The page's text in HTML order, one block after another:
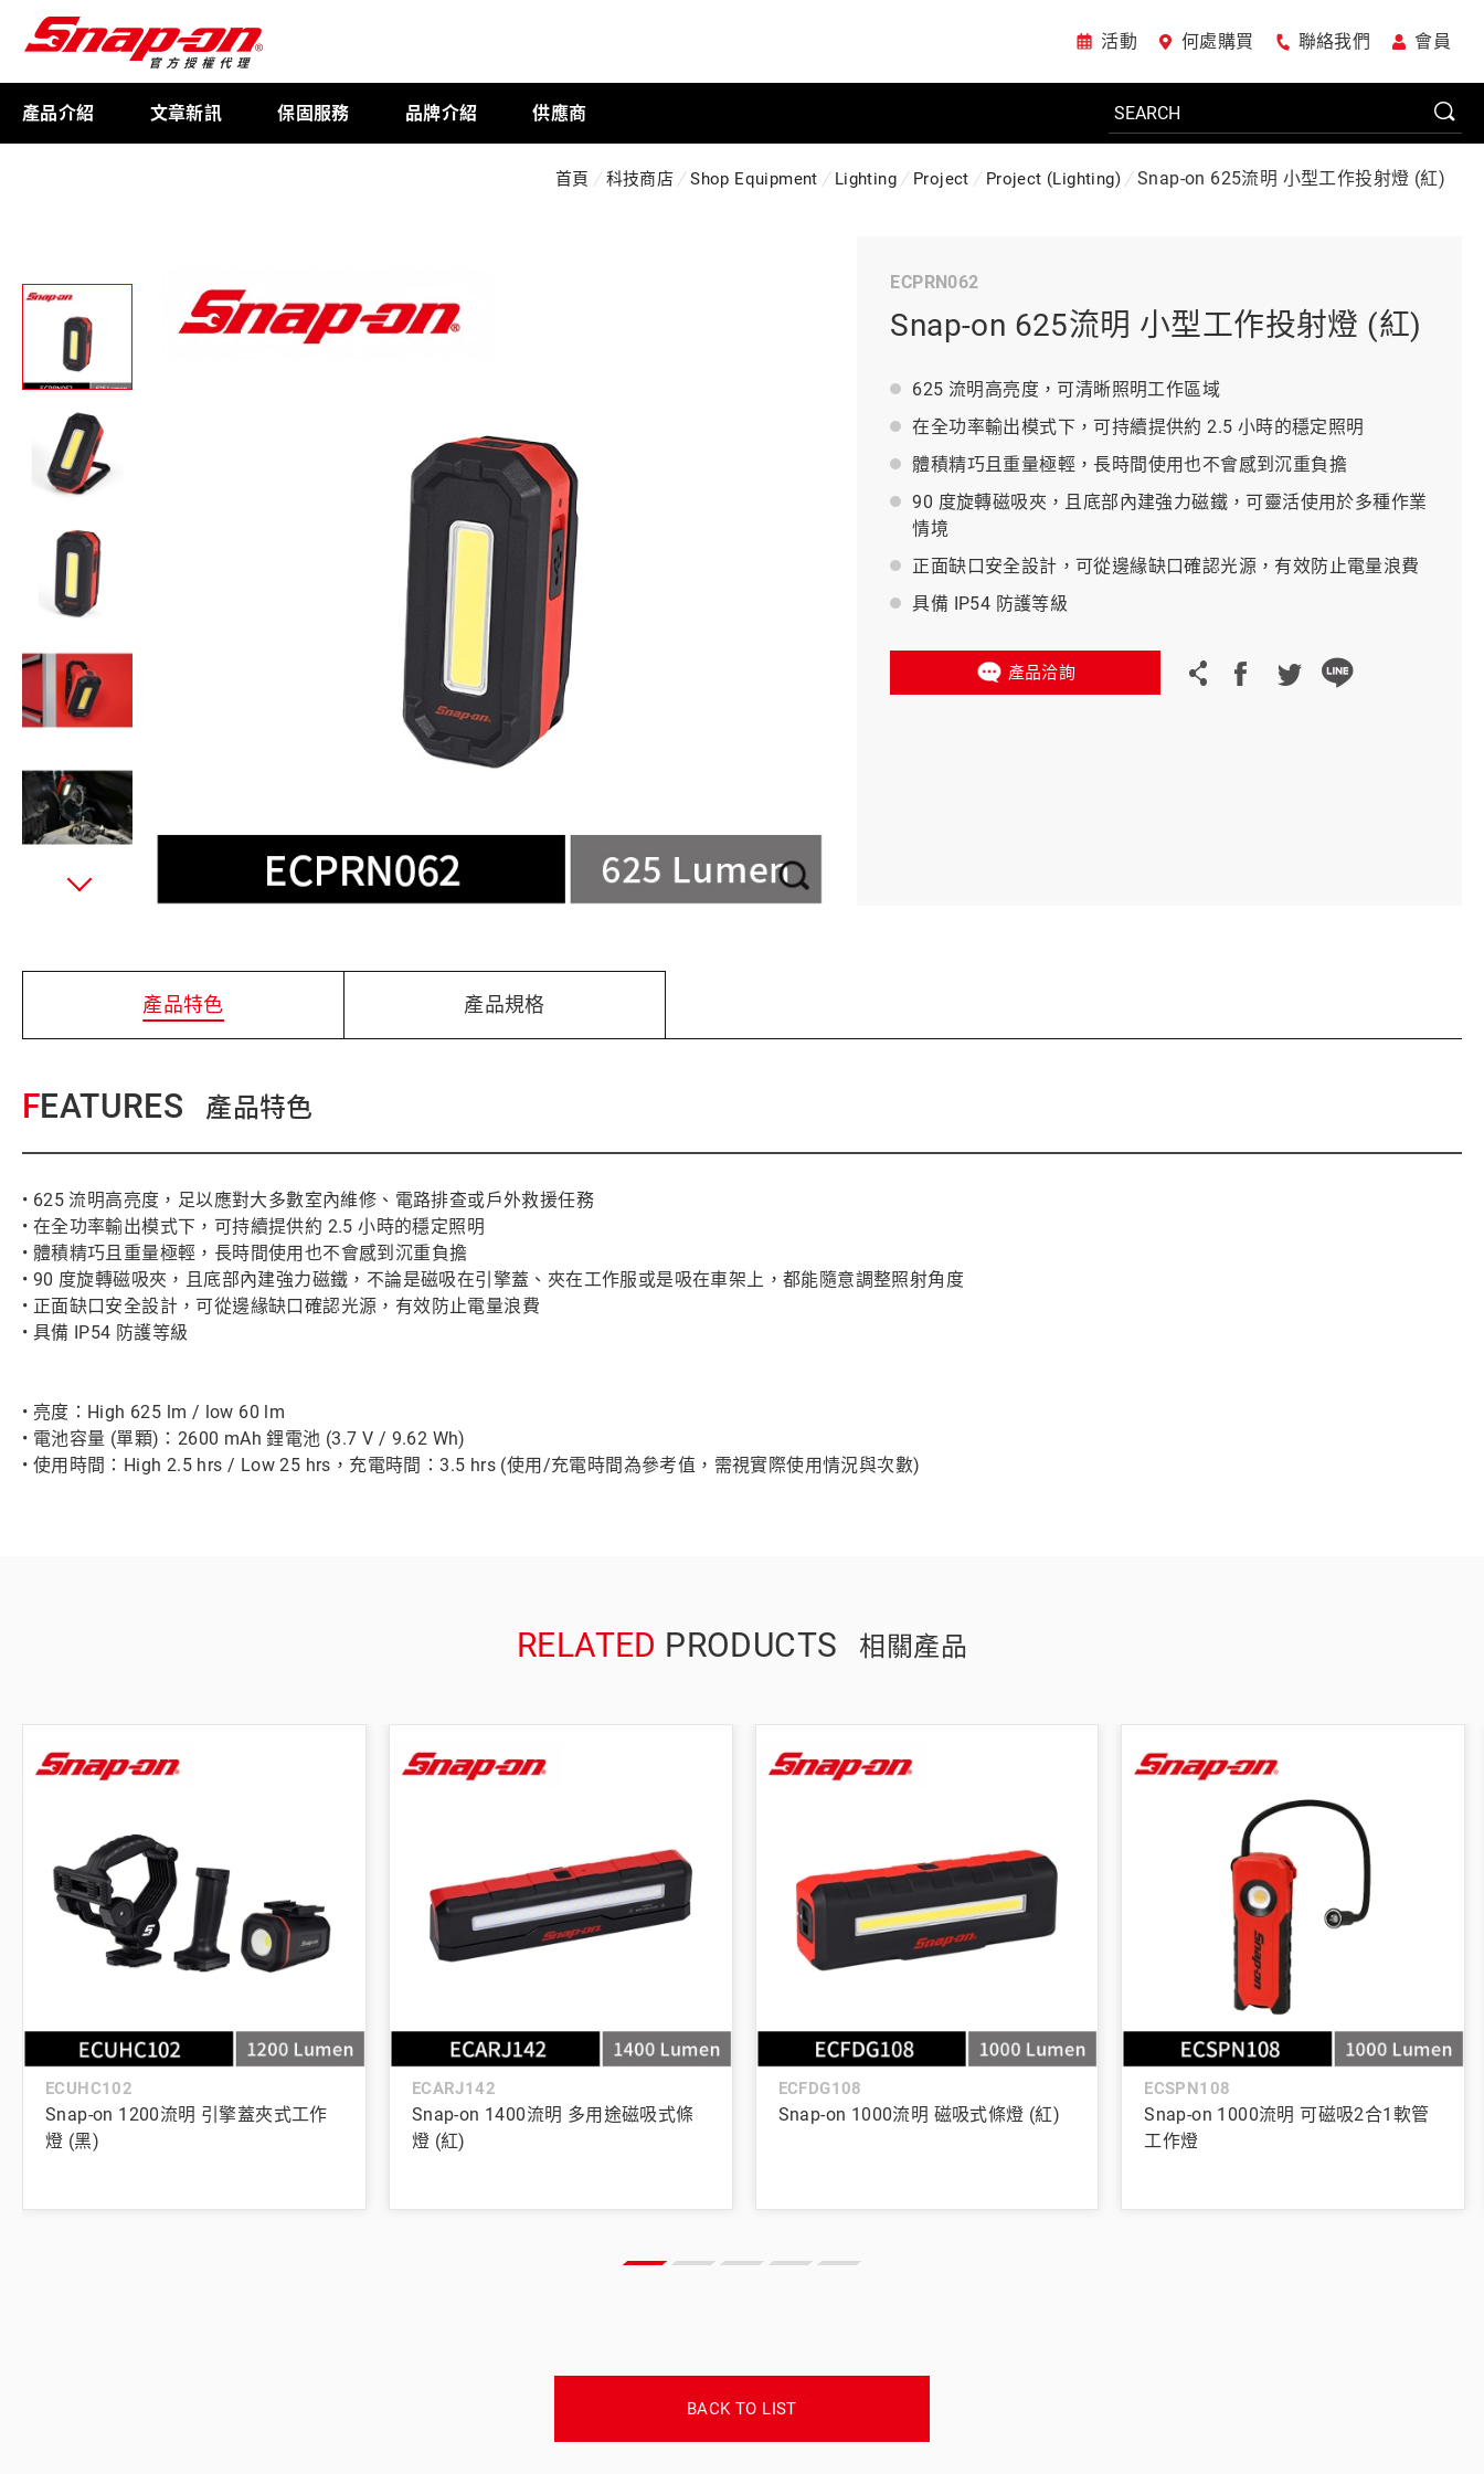
活動 何處購買 聯絡我們 會員
產品介紹
扭力扳手
車廠專用工具
美國JohnBean設備
義大利 Bike-Lift
文章新訊 保固服務 品牌介紹 供應商
首頁 科技商店 Shop Equipment Lighting Project Project (Lighting) Snap-on 625流明 小型工作投射燈 (紅)
ECPRN062
Snap-on 625流明 小型工作投射燈 (紅)
625 流明高亮度，可清晰照明工作區域
在全功率輸出模式下，可持續提供約 2.5 小時的穩定照明
體積精巧且重量極輕，長時間使用也不會感到沉重負擔
90 度旋轉磁吸夾，且底部內建強力磁鐵，可靈活使用於多種作業
情境
正面缺口安全設計，可從邊緣缺口確認光源，有效防止電量浪費
具備 IP54 防護等級
產品洽詢
產品特色 產品規格
FEATURES 產品特色
• 625 流明高亮度，足以應對大多數室內維修、電路排查或戶外救援任務
• 在全功率輸出模式下，可持續提供約 2.5 小時的穩定照明
• 體積精巧且重量極輕，長時間使用也不會感到沉重負擔
• 90 度旋轉磁吸夾，且底部內建強力磁鐵，不論是磁吸在引擎蓋、夾在工作服或是吸在車架上，都能隨意調整照射角度
• 正面缺口安全設計，可從邊緣缺口確認光源，有效防止電量浪費
• 具備 IP54 防護等級
• 亮度：High 625 lm / low 60 lm
• 電池容量 (單顆)：2600 mAh 鋰電池 (3.7 V / 9.62 Wh)
• 使用時間：High 2.5 hrs / Low 25 hrs，充電時間：3.5 hrs (使用/充電時間為參考值，需視實際使用情況與次數)
RELATED PRODUCTS 相關產品
ECUHC102
Snap-on 1200流明 引擎蓋夾式工作
燈 (黑)
ECARJ142
Snap-on 1400流明 多用途磁吸式條
燈 (紅)
ECFDG108
Snap-on 1000流明 磁吸式條燈 (紅)
ECSPN108
Snap-on 1000流明 可磁吸2合1軟管
工作燈
BACK TO LIST